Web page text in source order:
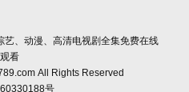
艺、动漫、高清电视剧全集免费在线
观看
All Rights Reserved
号